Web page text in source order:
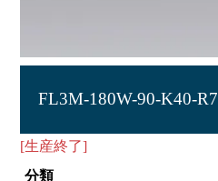
FL3M-180W-90-K40-R7
[生産終了]
分類